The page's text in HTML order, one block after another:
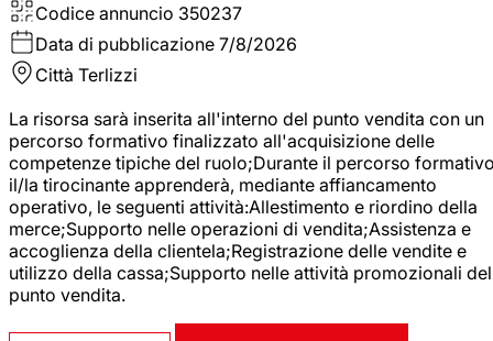
Codice annuncio 350237
Data di pubblicazione 7/8/2026
Città Terlizzi
La risorsa sarà inserita all'interno del punto vendita con un
percorso formativo finalizzato all'acquisizione delle
competenze tipiche del ruolo;Durante il percorso
il/la tirocinante apprenderà, mediante affiancamento
operativo, le seguenti attività:Allestimento e riordino della
merce;Supporto nelle operazioni di vendita;Assistenza e
accoglienza della clientela;Registrazione delle vendite e
utilizzo della cassa;Supporto nelle attività promozionali del
punto vendita.